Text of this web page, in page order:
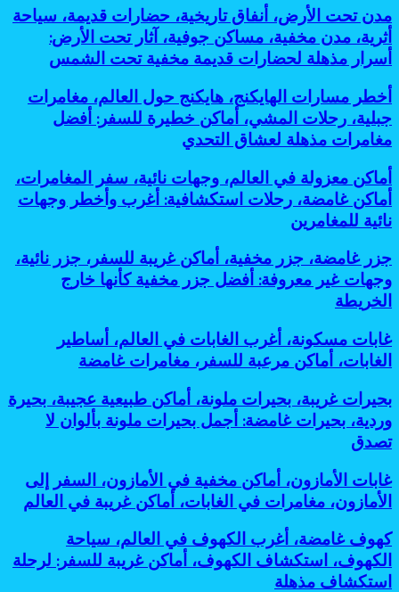
رؤية
2030
تحت
الجبال
زرتها
من
الخريطة
مدن
تحت
الأرض،
أنفاق
حضارات
قديمة،
سياحة
أثرية،
مدن
مخفية،
مساكن
جوفية،
آثار
الأرض:
أسرار
مذهلة
قديمة
مخفية
تحت
مدن تحت الأرض، أنفاق تاريخية، حضارات قديمة، سياحة
أثرية، مدن مخفية، مساكن جوفية، آثار تحت الأرض:
أسرار مذهلة لحضارات قديمة مخفية تحت الشمس
أخطر
مسارات
الهايكنج،
هايكنج
العالم،
مغامرات
جبلية،
رحلات
أماكن
خطيرة
للسفر:
أفضل
مغامرات
مذهلة
لعشاق
أخطر مسارات الهايكنج، هايكنج حول العالم، مغامرات
جبلية، رحلات المشي، أماكن خطيرة للسفر: أفضل
مغامرات مذهلة لعشاق التحدي
أماكن
معزولة
في
العالم،
نائية،
سفر
المغامرات،
أماكن
رحلات
استكشافية:
وأخطر
وجهات
نائية
للمغامرين
أماكن معزولة في العالم، وجهات نائية، سفر المغامرات،
أماكن غامضة، رحلات استكشافية: أغرب وأخطر وجهات
نائية للمغامرين
جزر
غامضة،
جزر
مخفية،
غريبة
للسفر،
جزر
وجهات
غير
معروفة:
جزر
مخفية
كأنها
الخريطة
جزر غامضة، جزر مخفية، أماكن غريبة للسفر، جزر نائية،
وجهات غير معروفة: أفضل جزر مخفية كأنها خارج
الخريطة
غابات
مسكونة،
أغرب
في
العالم،
أساطير
الغابات،
أماكن
مرعبة
للسفر،
غامضة
غابات مسكونة، أغرب الغابات في العالم، أساطير
الغابات، أماكن مرعبة للسفر، مغامرات غامضة
بحيرات
غريبة،
بحيرات
ملونة،
طبيعية
عجيبة،
بحيرة
وردية،
بحيرات
غامضة:
أجمل
بحيرات غريبة، بحيرات ملونة، أماكن طبيعية عجيبة، بحيرة
وردية، بحيرات غامضة: أجمل بحيرات ملونة بألوان لا
تصدق
غابات
الأمازون،
أماكن
مخفية
في
الأمازون،
السفر
غابات الأمازون، أماكن مخفية في الأمازون، السفر إلى
الأمازون، مغامرات في الغابات، أماكن غريبة في العالم
كهوف
غامضة،
أغرب
الكهوف
كهوف غامضة، أغرب الكهوف في العالم، سياحة
الكهوف، استكشاف الكهوف، أماكن غريبة للسفر: لرحلة
استكشاف مذهلة